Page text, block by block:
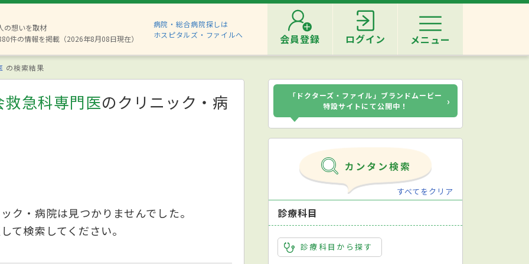
の想いを取材
件の情報を掲載（2026年8月08日現在）
病院・総合病院探しは
ホスピタルズ・ファイルへ
会員登録 ログイン メニュー
の検索結果
急科専門医のクリニック・病
ク・病院は見つかりませんでした。
て検索してください。
「ドクターズ・ファイル」ブランドムービー
特設サイトにて公開中！
›
すべてをクリア
診療科目
診療科目から探す